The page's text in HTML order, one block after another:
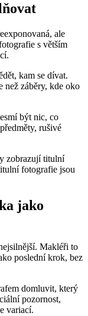
ale
s větším
kam se dívat.
než záběry, kde oko
být nic, co
rušivé
zobrazují titulní
fotografie jsou
jako
Makléři to
poslední krok, bez
domluvit, který
pozornost,
variací.